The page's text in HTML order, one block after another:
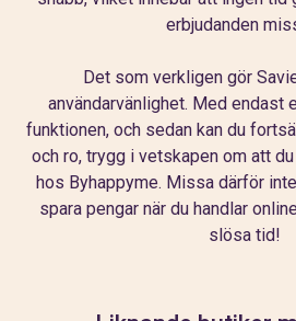
erbjudanden
Det som verkligen gör
användarvänlighet. Med endast
funktionen, och sedan kan du
och ro, trygg i vetskapen om att
hos Byhappyme. Missa därför
spara pengar när du handlar
slösa tid!